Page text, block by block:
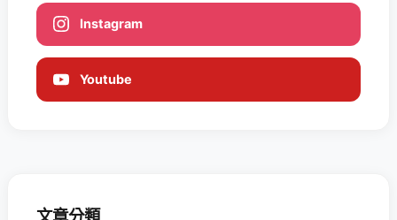
Instagram
Youtube
文章分類